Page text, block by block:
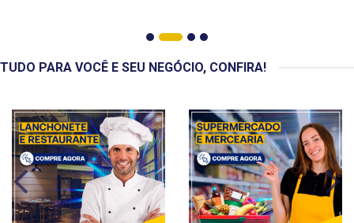
TUDO PARA VOCÊ E SEU NEGÓCIO, CONFIRA!